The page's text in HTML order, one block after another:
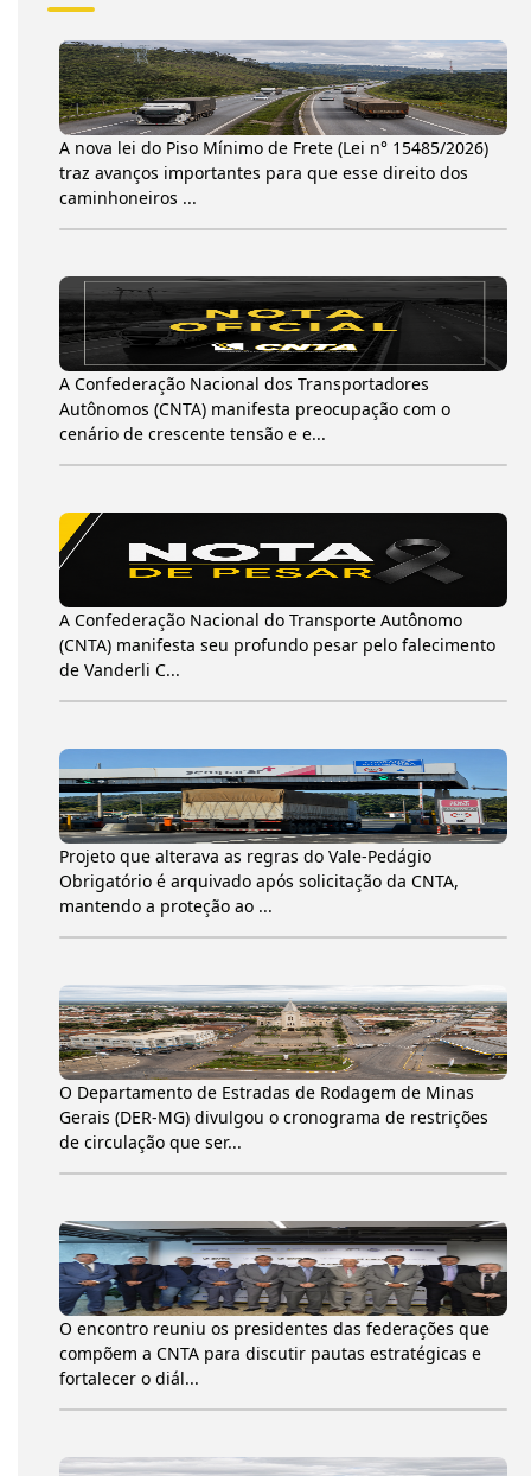
A nova lei do Piso Mínimo de Frete (Lei n° 15485/2026)
traz avanços importantes para que esse direito dos
caminhoneiros ...
A Confederação Nacional dos Transportadores
Autônomos (CNTA) manifesta preocupação com o
cenário de crescente tensão e e...
A Confederação Nacional do Transporte Autônomo
(CNTA) manifesta seu profundo pesar pelo falecimento
de Vanderli C...
Projeto que alterava as regras do Vale-Pedágio
Obrigatório é arquivado após solicitação da CNTA,
mantendo a proteção ao ...
O Departamento de Estradas de Rodagem de Minas
Gerais (DER-MG) divulgou o cronograma de restrições
de circulação que ser...
O encontro reuniu os presidentes das federações que
compõem a CNTA para discutir pautas estratégicas e
fortalecer o diál...